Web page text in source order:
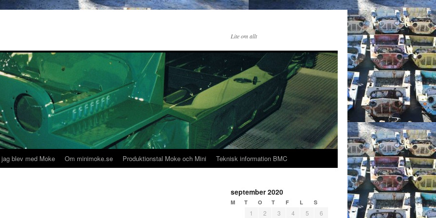
Lite om allt
jag blev med Moke Om minimoke.se Produktionstal Moke och Mini Teknisk information BMC
september 2020
M T O T F L S
1 2 3 4 5
6